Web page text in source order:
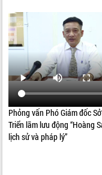
Phỏng vấn Phó Giám đốc
Triển lãm lưu động “Hoàng
lịch sử và pháp lý”